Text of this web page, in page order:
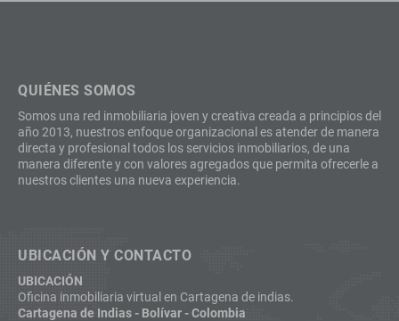
QUIÉNES SOMOS
Somos una red inmobiliaria joven y creativa creada a principios del
año 2013, nuestros enfoque organizacional es atender de manera
directa y profesional todos los servicios inmobiliarios, de una
manera diferente y con valores agregados que permita ofrecerle a
nuestros clientes una nueva experiencia.
UBICACIÓN Y CONTACTO
UBICACIÓN
Oficina inmobiliaria virtual en Cartagena de indias.
Cartagena de Indias - Bolívar - Colombia